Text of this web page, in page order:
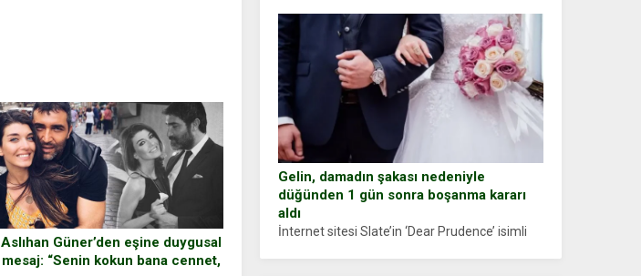
Gelin, damadın şakası nedeniyle
düğünden 1 gün sonra boşanma kararı
aldı
İnternet sitesi Slate’in ‘Dear Prudence’ isimli
Aslıhan Güner’den eşine duygusal
mesaj: “Senin kokun bana cennet,